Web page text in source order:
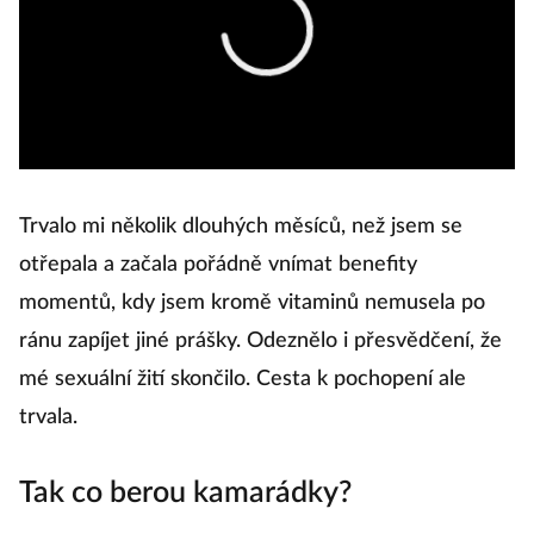
Trvalo mi několik dlouhých měsíců, než jsem se
otřepala a začala pořádně vnímat benefity
momentů, kdy jsem kromě vitaminů nemusela po
ránu zapíjet jiné prášky. Odeznělo i přesvědčení, že
mé sexuální žití skončilo. Cesta k pochopení ale
trvala.
Tak co berou kamarádky?